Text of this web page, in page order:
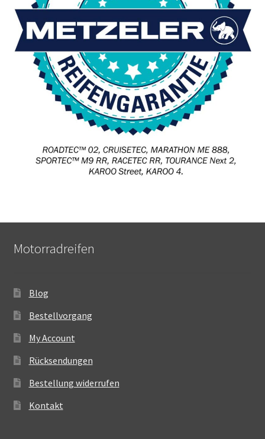
Motorradreifen
Blog
Bestellvorgang
My Account
Rücksendungen
Bestellung widerrufen
Kontakt